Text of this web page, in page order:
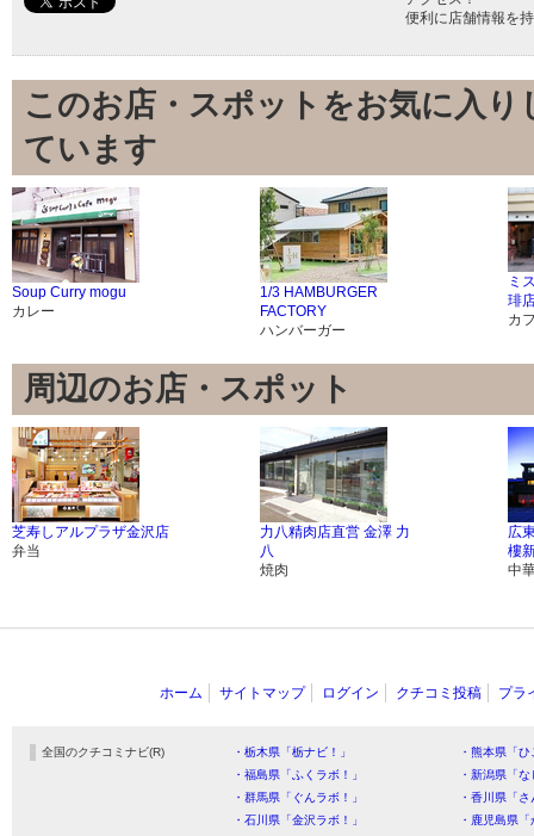
便利に店舗情報を
このお店・スポットをお気に入
ています
Soup Curry mogu
カレー
1/3 HAMBURGER
FACTORY
ハンバーガー
ミ
琲
カ
周辺のお店・スポット
芝寿しアルプラザ金沢店
弁当
力八精肉店直営 金澤 力
八
焼肉
広
樓
中
ホーム サイトマップ ログイン クチコミ投稿 プラ
全国のクチコミナビ(R) ・栃木県「栃ナビ！」
・熊本県「
・福島県「ふくラボ！」
・新潟県「
・群馬県「ぐんラボ！」
・香川県「
・石川県「金沢ラボ！」
・鹿児島県